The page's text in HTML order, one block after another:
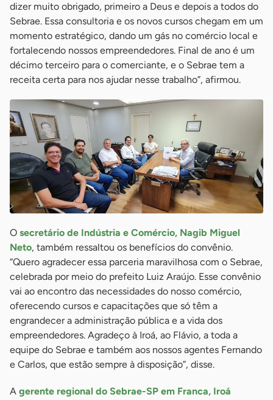
dizer muito obrigado, primeiro a Deus e depois a todos do
Sebrae. Essa consultoria e os novos cursos chegam em um
momento estratégico, dando um gás no comércio local e
fortalecendo nossos empreendedores. Final de ano é um
décimo terceiro para o comerciante, e o Sebrae tem a
receita certa para nos ajudar nesse trabalho”, afirmou.
O secretário de Indústria e Comércio, Nagib Miguel
Neto, também ressaltou os benefícios do convênio.
“Quero agradecer essa parceria maravilhosa com o Sebrae,
celebrada por meio do prefeito Luiz Araújo. Esse convênio
vai ao encontro das necessidades do nosso comércio,
oferecendo cursos e capacitações que só têm a
engrandecer a administração pública e a vida dos
empreendedores. Agradeço à Iroá, ao Flávio, a toda a
equipe do Sebrae e também aos nossos agentes Fernando
e Carlos, que estão sempre à disposição”, disse.
A gerente regional do Sebrae-SP em Franca, Iroá